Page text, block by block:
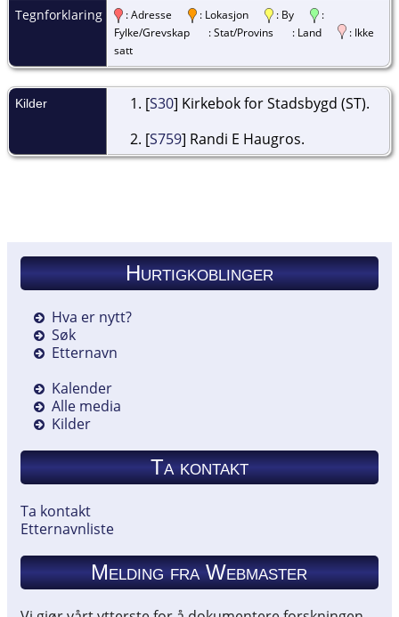
Tegnforklaring : Adresse : Lokasjon : By
:
Fylke/Grevskap
: Stat/Provins : Land
: Ikke
satt
Kilder [S30] Kirkebok for Stadsbygd (ST).
[S759] Randi E Haugros.
Hurtigkoblinger
Hva er nytt?
Søk
Etternavn
Kalender
Alle media
Kilder
Ta kontakt
Ta kontakt
Etternavnliste
Melding fra Webmaster